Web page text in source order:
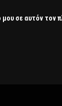
σε αυτόν τον